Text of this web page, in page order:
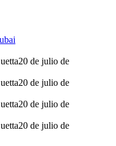
20 de julio de
20 de julio de
20 de julio de
20 de julio de